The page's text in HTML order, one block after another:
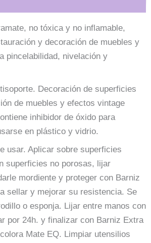
no tóxica y no inflamable,
y decoración de muebles y
pincelabilidad, nivelación y
Decoración de superficies
de muebles y efectos vintage
inhibidor de óxido para
en plástico y vidrio.
usar. Aplicar sobre superficies
superficies no porosas, lijar
mordiente y proteger con Barniz
sellar y mejorar su resistencia. Se
o esponja. Lijar entre manos con
por 24h. y finalizar con Barniz Extra
Mate EQ. Limpiar utensilios